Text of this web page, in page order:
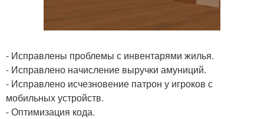
- Исправлены проблемы с инвентарями жилья.
- Исправлено начисление выручки амуниций.
- Исправлено исчезновение патрон у игроков с
мобильных устройств.
- Оптимизация кода.